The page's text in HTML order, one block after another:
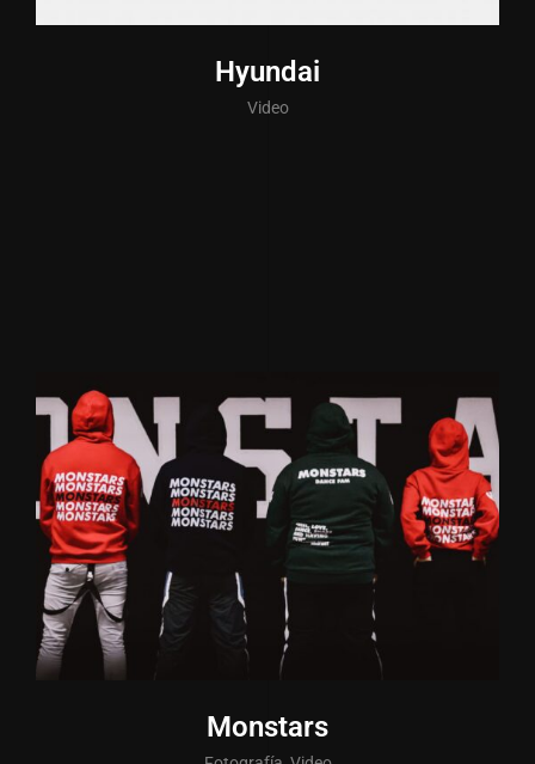
Hyundai
Video
Monstars